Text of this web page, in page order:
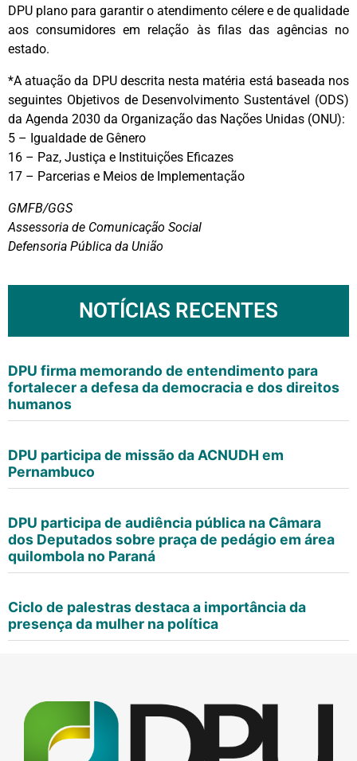
DPU plano para garantir o atendimento célere e de qualidade
aos consumidores em relação às filas das agências no
estado.
*A atuação da DPU descrita nesta matéria está baseada nos
seguintes Objetivos de Desenvolvimento Sustentável (ODS)
da Agenda 2030 da Organização das Nações Unidas (ONU):
5 – Igualdade de Gênero
16 – Paz, Justiça e Instituições Eficazes
17 – Parcerias e Meios de Implementação
GMFB/GGS
Assessoria de Comunicação Social
Defensoria Pública da União
NOTÍCIAS RECENTES
DPU firma memorando de entendimento para
fortalecer a defesa da democracia e dos direitos
humanos
DPU participa de missão da ACNUDH em
Pernambuco
DPU participa de audiência pública na Câmara
dos Deputados sobre praça de pedágio em área
quilombola no Paraná
Ciclo de palestras destaca a importância da
presença da mulher na política